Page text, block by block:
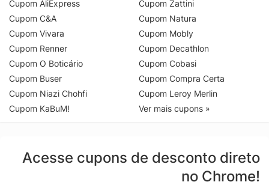
Cupom AliExpress
Cupom C&A
Cupom Vivara
Cupom Renner
Cupom O Boticário
Cupom Buser
Cupom Niazi Chohfi
Cupom KaBuM!
Cupom Zattini
Cupom Natura
Cupom Mobly
Cupom Decathlon
Cupom Cobasi
Cupom Compra Certa
Cupom Leroy Merlin
Ver mais cupons »
Acesse cupons de desconto direto
no Chrome!